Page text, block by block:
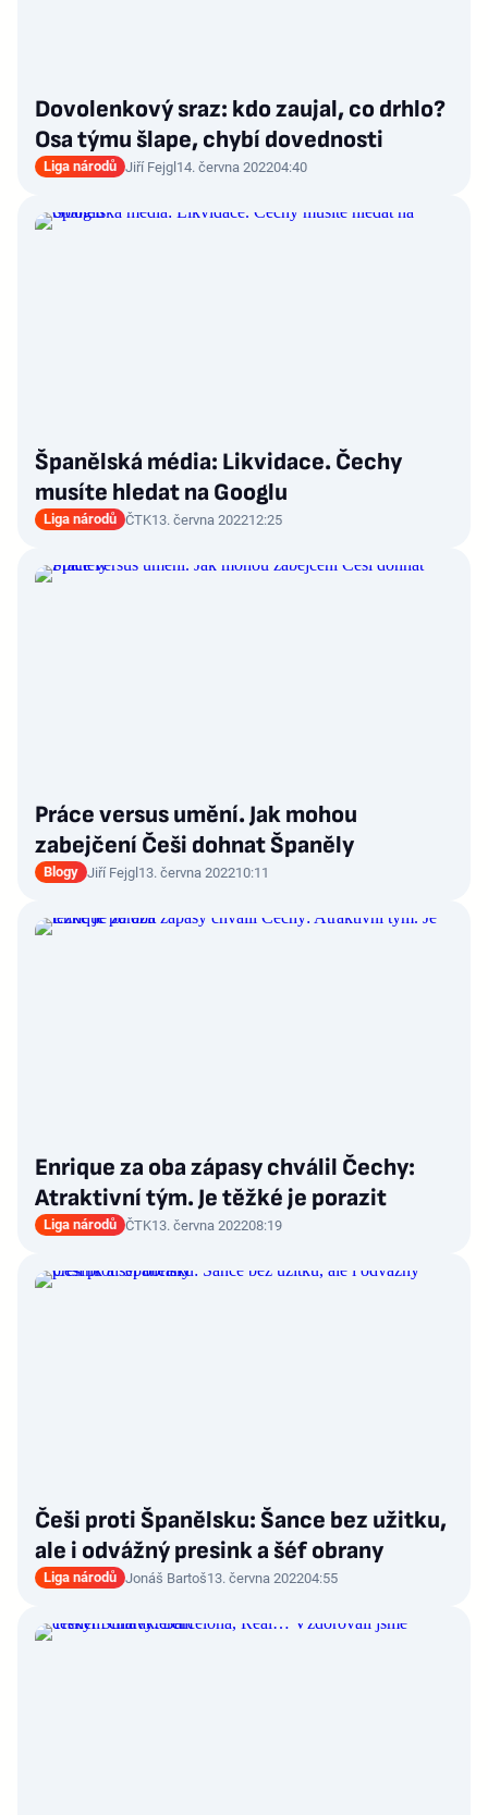
Dovolenkový sraz: kdo zaujal, co drhlo?
Osa týmu šlape, chybí dovednosti
Liga národů Jiří Fejgl14. června 202204:40
Španělská média: Likvidace. Čechy
musíte hledat na Googlu
Liga národů ČTK13. června 202212:25
Práce versus umění. Jak mohou
zabejčení Češi dohnat Španěly
Blogy Jiří Fejgl13. června 202210:11
Enrique za oba zápasy chválil Čechy:
Atraktivní tým. Je těžké je porazit
Liga národů ČTK13. června 202208:19
Češi proti Španělsku: Šance bez užitku,
ale i odvážný presink a šéf obrany
Liga národů Jonáš Bartoš13. června 202204:55